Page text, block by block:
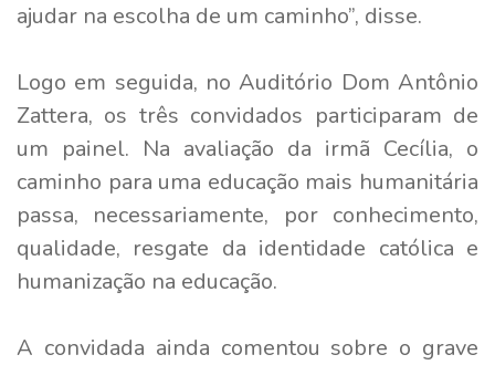
ajudar na escolha de um caminho”, disse.
Logo em seguida, no Auditório Dom Antônio
Zattera, os três convidados participaram de
um painel. Na avaliação da irmã Cecília, o
caminho para uma educação mais humanitária
passa, necessariamente, por conhecimento,
qualidade, resgate da identidade católica e
humanização na educação.
A convidada ainda comentou sobre o grave